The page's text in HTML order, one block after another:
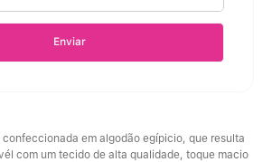
Enviar
em algodão egípicio, que resulta
com um tecido de alta qualidade, toque macio